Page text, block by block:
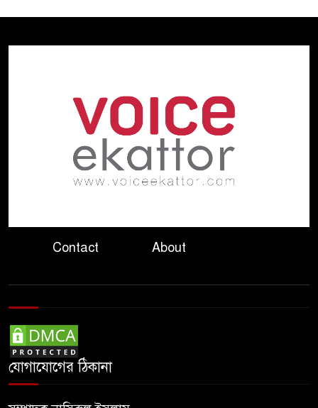
চূড়ান্ত, বিশ্ব জ্বালানি বাণিজ্যে স্বস্তির
জাদুঘর
দেশে কেউ কেউ অহেতুক ইস্যুতে
অস্থিতিশীল পরিস্থিতি সৃষ্টির চেষ্টা
করছে : প্রধানমন্ত্রী
রাজনৈতিক লড়াই: তথ্যমন্ত্রী
৯
১০
Contact About
যোগাযোগের ঠিকানা